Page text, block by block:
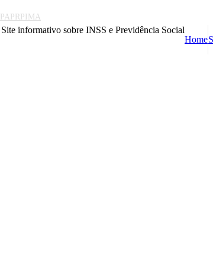
PAPRPIMA
Site informativo sobre INSS e Previdência Social
Home